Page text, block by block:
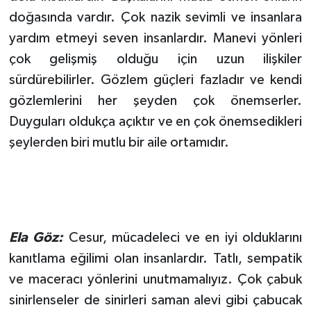
doğasında vardır. Çok nazik sevimli ve insanlara
yardım etmeyi seven insanlardır. Manevi yönleri
çok gelişmiş olduğu için uzun ilişkiler
sürdürebilirler. Gözlem güçleri fazladır ve kendi
gözlemlerini her şeyden çok önemserler.
Duyguları oldukça açıktır ve en çok önemsedikleri
şeylerden biri mutlu bir aile ortamıdır.
Ela Göz:Cesur, mücadeleci ve en iyi olduklarını
kanıtlama eğilimi olan insanlardır. Tatlı, sempatik
ve maceracı yönlerini unutmamalıyız. Çok çabuk
sinirlenseler de sinirleri saman alevi gibi çabucak